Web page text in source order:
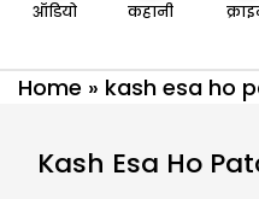
ऑडियो कहानी
Home » kash esa ho
Kash Esa Ho